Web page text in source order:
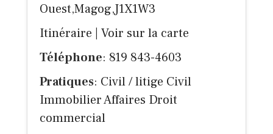
Ouest,Magog,J1X1W3
Itinéraire
Voir sur la carte
Téléphone: 819 843-4603
Pratiques: Civil / litige Civil
Immobilier Affaires Droit
commercial